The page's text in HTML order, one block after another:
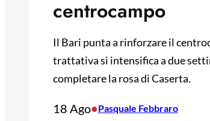
centrocampo
Il Bari punta a rinforzare il
trattativa si intensifica a due
completare la rosa di Caserta.
18 Ago•Pasquale Febbraro